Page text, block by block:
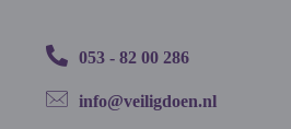
053 - 82 00 286
info@veiligdoen.nl